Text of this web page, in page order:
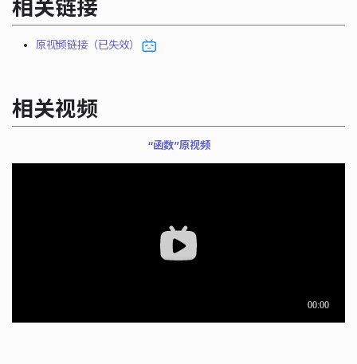
相关链接
原视频链接（已失效）
相关视频
“函数”原视频